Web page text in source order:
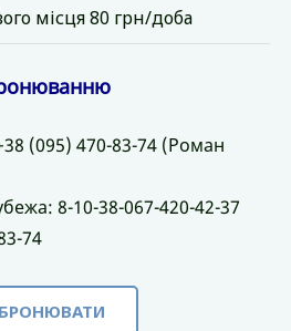
місця 80 грн/доба
(095) 470-83-74 (Роман
8-10-38-067-420-42-37
74